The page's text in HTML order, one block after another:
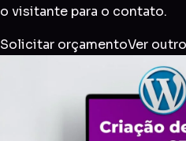
o visitante para o contato.
Solicitar orçamentoVer